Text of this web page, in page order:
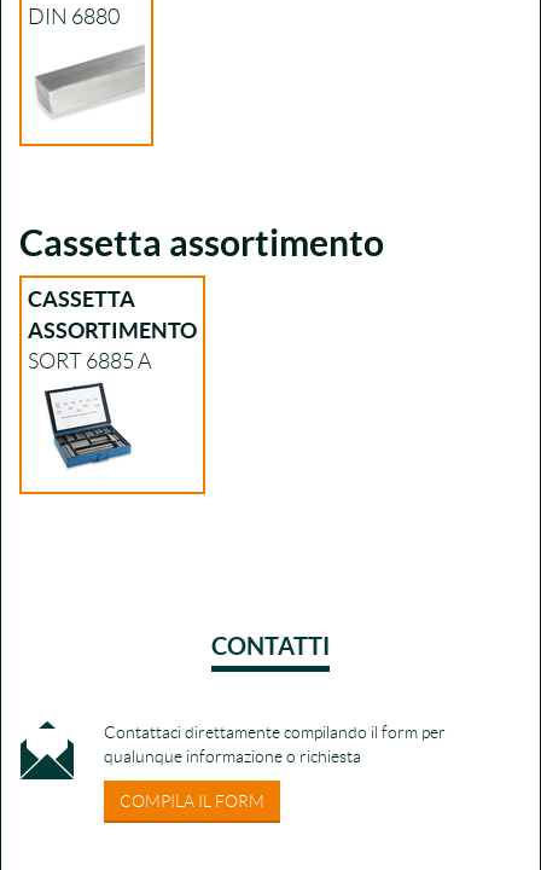
DIN 6880
Cassetta assortimento
CASSETTA
ASSORTIMENTO
SORT 6885 A
CONTATTI
Contattaci direttamente compilando il form per
qualunque informazione o richiesta
COMPILA IL FORM